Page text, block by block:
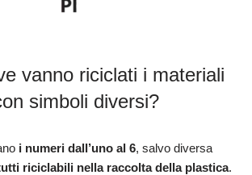
vanno riciclati i materiali
simboli diversi?
i numeri dall’uno al 6, salvo diversa
riciclabili nella raccolta della plastica.